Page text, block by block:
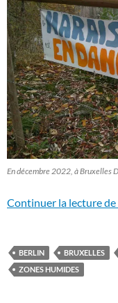
En décembre 2022, à Bruxelles
Continuer la lecture de
BERLIN BRUXELLES
ZONES HUMIDES